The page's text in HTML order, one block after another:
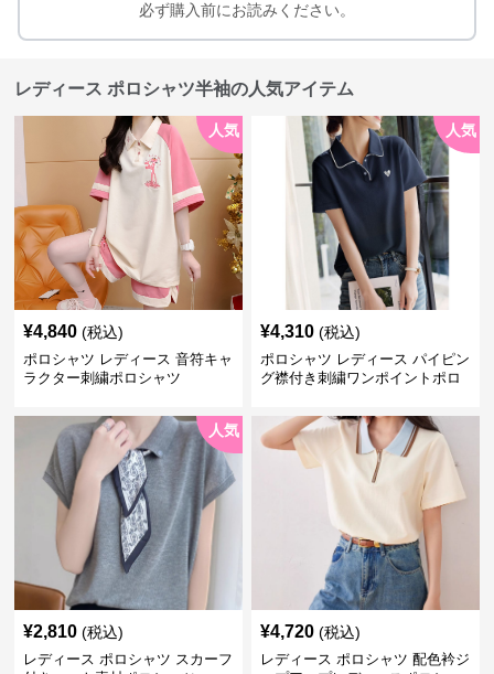
必ず購入前にお読みください。
レディース ポロシャツ半袖の人気アイテム
人気
¥4,840 (税込)
ポロシャツ レディース 音符キャ
ラクター刺繍ポロシャツ
人気
¥4,310 (税込)
ポロシャツ レディース パイピン
グ襟付き刺繍ワンポイントポロ
人気
¥2,810 (税込)
レディース ポロシャツ スカーフ
¥4,720 (税込)
レディース ポロシャツ 配色衿ジ